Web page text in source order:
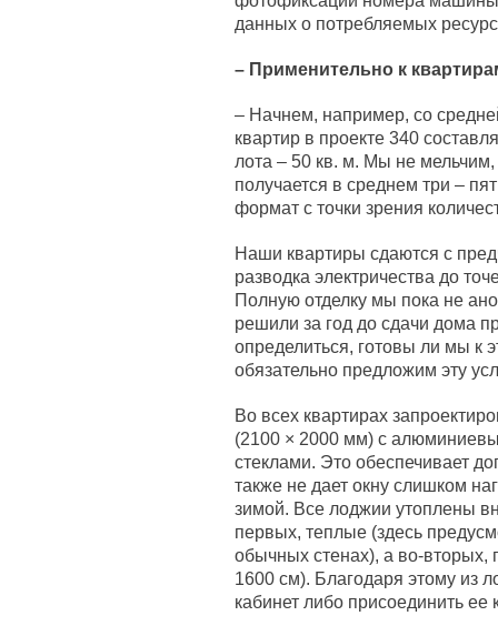
данных о потребляемых
– Применительно к
– Начнем, например, со
квартир в проекте 340
лота – 50 кв. м. Мы не
получается в среднем три –
формат с точки зрения
Наши квартиры сдаются с
разводка электричества до
Полную отделку мы пока не
решили за год до сдачи дома
определиться, готовы ли мы к
обязательно предложим эту
Во всех квартирах
(2100 × 2000 мм) с
стеклами. Это обеспечивает
также не дает окну слишком
зимой. Все лоджии утоплены
первых, теплые (здесь
обычных стенах), а во-вторых,
1600 см). Благодаря этому из
кабинет либо присоединить ее